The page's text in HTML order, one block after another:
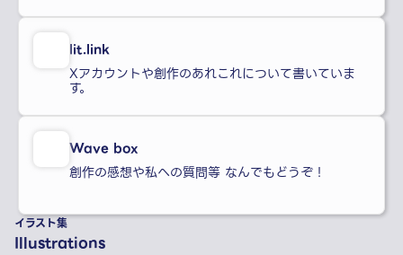
lit.link
Xアカウントや創作のあれこれについて書いていま
す。
Wave box
創作の感想や私への質問等 なんでもどうぞ！
イラスト集
Illustrations